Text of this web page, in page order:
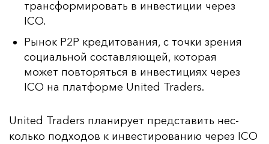
трансформировать в инвестиции через
ICO.
Рынок P2P кредитования, с точки зрения
социальной составляющей, которая
может повторяться в инвестициях через
ICO на платформе United Traders.
United Traders пла­ни­ру­ет пред­ста­вить нес­
коль­ко под­хо­дов к ин­вес­ти­ро­ва­нию че­рез ICO